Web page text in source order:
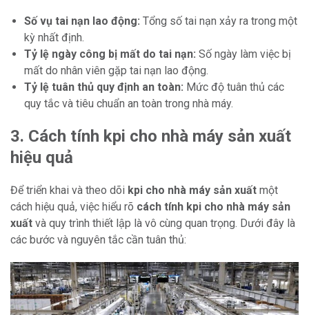
Số vụ tai nạn lao động: Tổng số tai nạn xảy ra trong một
kỳ nhất định.
Tỷ lệ ngày công bị mất do tai nạn: Số ngày làm việc bị
mất do nhân viên gặp tai nạn lao động.
Tỷ lệ tuân thủ quy định an toàn: Mức độ tuân thủ các
quy tắc và tiêu chuẩn an toàn trong nhà máy.
3. Cách tính kpi cho nhà máy sản xuất
hiệu quả
Để triển khai và theo dõi kpi cho nhà máy sản xuất một
cách hiệu quả, việc hiểu rõ cách tính kpi cho nhà máy sản
xuất và quy trình thiết lập là vô cùng quan trọng. Dưới đây là
các bước và nguyên tắc cần tuân thủ: